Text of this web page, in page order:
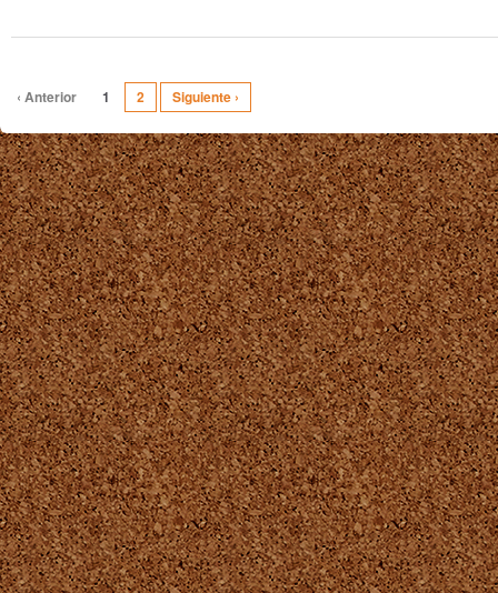
‹ Anterior 1 2 Siguiente ›